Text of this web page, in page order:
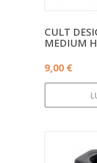
CULT
MEDIUM
9,00 €